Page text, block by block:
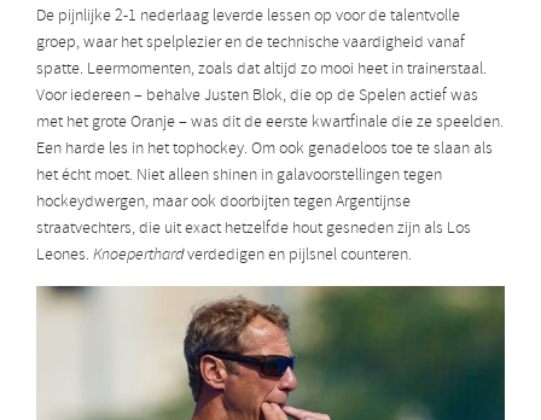
De pijnlijke 2-1 nederlaag leverde lessen op voor de talentvolle
groep, waar het spelplezier en de technische vaardigheid vanaf
spatte. Leermomenten, zoals dat altijd zo mooi heet in trainerstaal.
Voor iedereen – behalve Justen Blok, die op de Spelen actief was
met het grote Oranje – was dit de eerste kwartfinale die ze speelden.
Een harde les in het tophockey. Om ook genadeloos toe te slaan als
het écht moet. Niet alleen shinen in galavoorstellingen tegen
hockeydwergen, maar ook doorbijten tegen Argentijnse
straatvechters, die uit exact hetzelfde hout gesneden zijn als Los
Leones. Knoeperthardverdedigen en pijlsnel counteren.